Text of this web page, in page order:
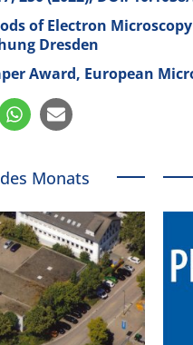
of Electron
Dresden
Award, European
Monats